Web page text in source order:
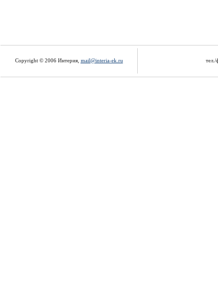
Copyright © 2006 Интерия, mail@interia-ek.ru